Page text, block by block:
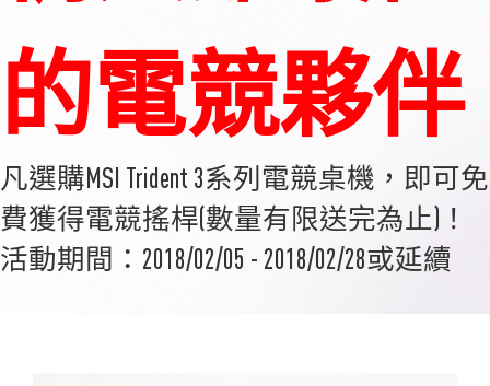
的電競夥伴
凡選購MSI Trident 3系列電競桌機，即可免
費獲得電競搖桿(數量有限送完為止)！
活動期間：2018/02/05 - 2018/02/28或延續